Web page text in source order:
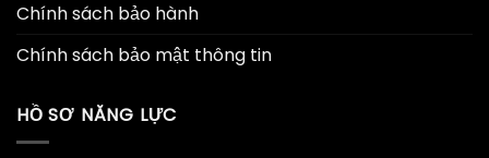
Chính sách bảo hành
Chính sách bảo mật thông tin
HỒ SƠ NĂNG LỰC